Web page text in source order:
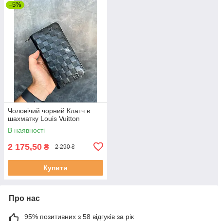
–5%
Чоловічий чорний Клатч в
шахматку Louis Vuitton
В наявності
2 175,50 ₴ 2 290 ₴
Купити
Про нас
95% позитивних з 58 відгуків за рік